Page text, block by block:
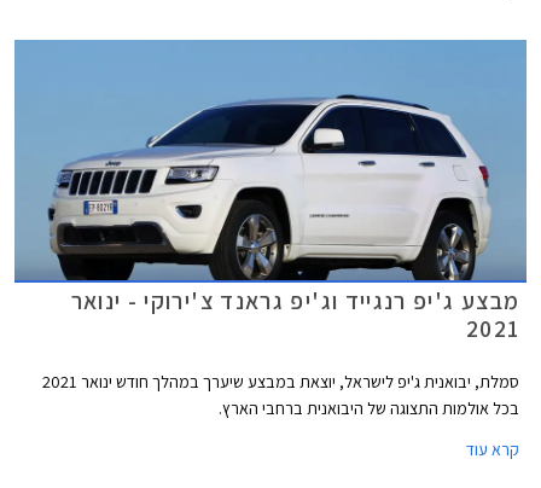
מבצע ג'יפ רנגייד וג'יפ גראנד צ'ירוקי - ינואר
2021
סמלת, יבואנית ג'יפ לישראל, יוצאת במבצע שיערך במהלך חודש ינואר 2021
בכל אולמות התצוגה של היבואנית ברחבי הארץ.
קרא עוד